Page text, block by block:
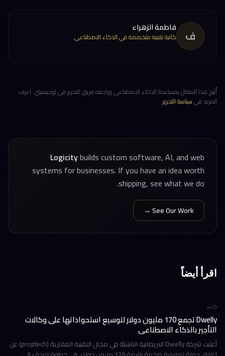
ف فاطمة الزهراء
كاتبة تقنية متخصصة في الذكاء الاصطناعي
أُنتِج هذا المقال بمساعدة الذكاء الاصطناعي وراجعه فريق التحرير في لوجيسيتي. اعرف
المزيد فيسياسة التحرير.
Logicitybuilds custom software, AI, and web
systems for businesses. If you have an idea worth
shipping, see what we do.
See Our Work →
اقرأ أيضاً
4د
Dwelly تجمع 170 مليون دولار لتوسيع استحواذاتها على وكالات
التأجير بالذكاء الاصطناعي
أعلنت شركة Dwelly البريطانية الناشئة في مجال التقنية العقارية (proptech) عن